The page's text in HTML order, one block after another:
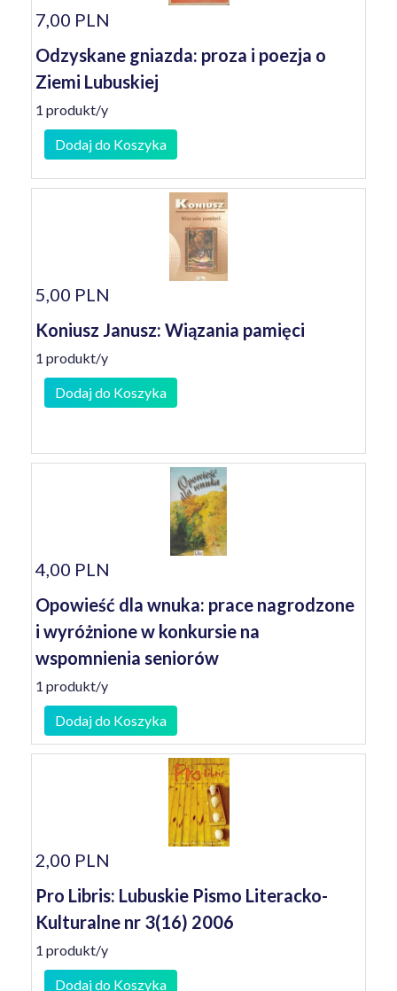
7,00 PLN
Odzyskane gniazda: proza i poezja o
Ziemi Lubuskiej
1 produkt/y
Dodaj do Koszyka
5,00 PLN
Koniusz Janusz: Wiązania pamięci
1 produkt/y
Dodaj do Koszyka
4,00 PLN
Opowieść dla wnuka: prace nagrodzone
i wyróżnione w konkursie na
wspomnienia seniorów
1 produkt/y
Dodaj do Koszyka
2,00 PLN
Pro Libris: Lubuskie Pismo Literacko-
Kulturalne nr 3(16) 2006
1 produkt/y
Dodaj do Koszyka